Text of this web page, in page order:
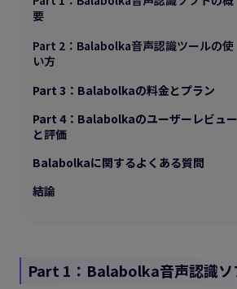
要
Part 2：Balabolka音声認識ツールの使
い方
Part 3：Balabolkaの料金とプラン
Part 4：Balabolkaのユーザーレビュー
と評価
Balabolkaに関するよくある質問
結論
Part 1：Balabolka音声認識ソ